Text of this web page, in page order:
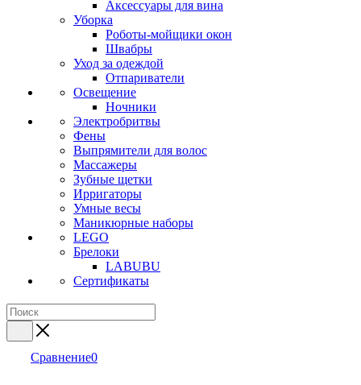
Аксессуары для вина
Уборка
Роботы-мойщики окон
Швабры
Уход за одеждой
Отпариватели
Освещение
Ночники
Электробритвы
Фены
Выпрямители для волос
Массажеры
Зубные щетки
Ирригаторы
Умные весы
Маникюрные наборы
LEGO
Брелоки
LABUBU
Сертификаты
Сравнение0